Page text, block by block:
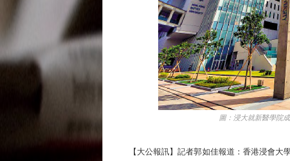
圖：浸大就新醫學院成
【大公報訊】記者郭如佳報道：香港浸會大學